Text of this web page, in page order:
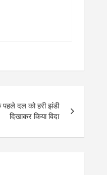
पहले दल को हरी झंडी
दिखाकर किया विदा